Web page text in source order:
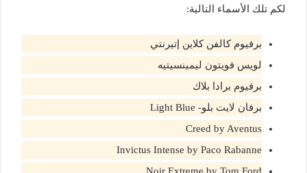
لكم تلك الأسماء التالية:
برفيوم كالفن كلاين إتيرنتي
لويس فويتون ليمينسيتيه
برفيوم برادا بلاك
برفان لايت بلو- Light Blue
Creed by Aventus
Invictus Intense by Paco Rabanne
Noir Extreme by Tom Ford